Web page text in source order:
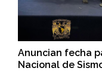
Anuncian fecha
Nacional de